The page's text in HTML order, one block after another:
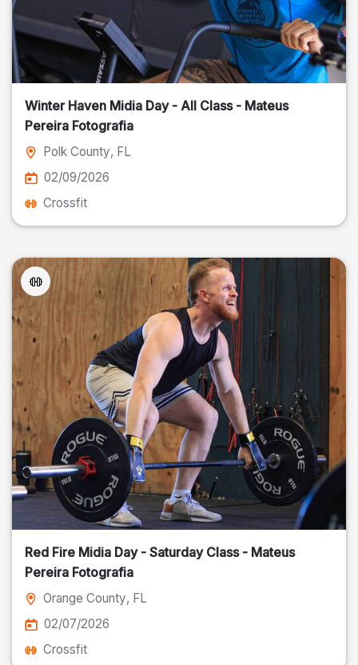
Winter Haven Midia Day - All Class - Mateus
Pereira Fotografia
Polk County, FL
02/09/2026
Crossfit
Red Fire Midia Day - Saturday Class - Mateus
Pereira Fotografia
Orange County, FL
02/07/2026
Crossfit